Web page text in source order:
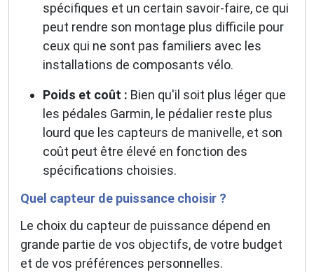
spécifiques et un certain savoir-faire, ce qui
peut rendre son montage plus difficile pour
ceux qui ne sont pas familiers avec les
installations de composants vélo.
Poids et coût : Bien qu'il soit plus léger que
les pédales Garmin, le pédalier reste plus
lourd que les capteurs de manivelle, et son
coût peut être élevé en fonction des
spécifications choisies.
Quel capteur de puissance choisir ?
Le choix du capteur de puissance dépend en
grande partie de vos objectifs, de votre budget
et de vos préférences personnelles.